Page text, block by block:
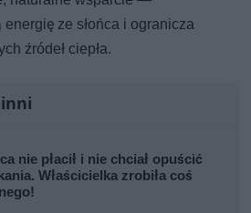
ze słońca i ogranicza
źródeł ciepła.
nie płacił i nie chciał opuścić
Właścicielka zrobiła coś